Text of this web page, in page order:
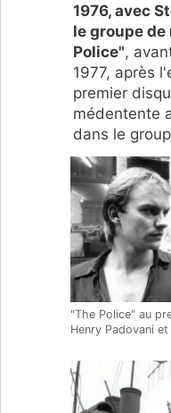
1976, avec
le groupe
Police",
1977, après
premier
médentente
dans le
"The Police" au
Henry Padovani